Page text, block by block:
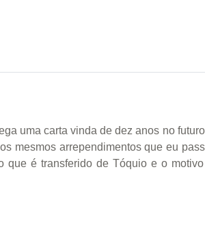
uma carta vinda de dez anos no
mesmos arrependimentos que eu
é transferido de Tóquio e o